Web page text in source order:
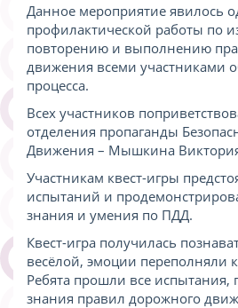
Данное мероприятие явилось
профилактической работы по
повторению и выполнению
движения всеми участниками
процесса.
Всех участников
отделения пропаганды
Движения – Мышкина
Участникам квест-игры
испытаний и
знания и умения по ПДД.
Квест-игра получилась
весёлой, эмоции переполняли
Ребята прошли все испытания,
знания правил дорожного